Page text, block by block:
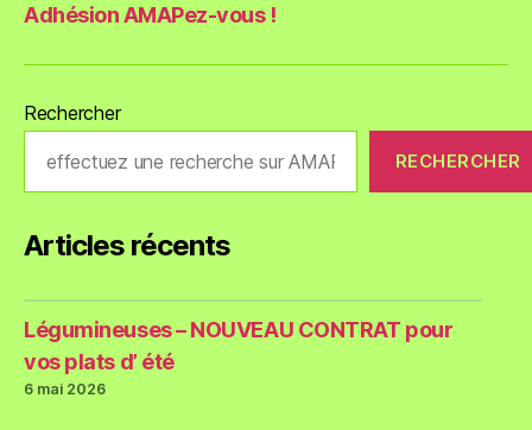
Adhésion AMAPez-vous !
Rechercher
RECHERCHER
Articles récents
Légumineuses – NOUVEAU CONTRAT pour
vos plats d’ été
6 mai 2026